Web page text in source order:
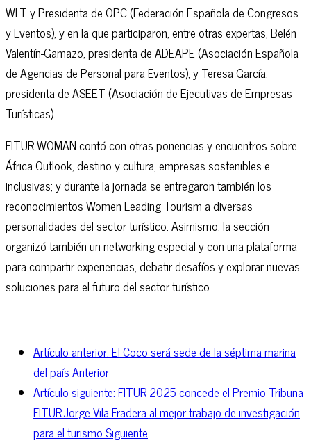
WLT y Presidenta de OPC (Federación Española de Congresos
y Eventos), y en la que participaron, entre otras expertas, Belén
Valentín-Gamazo, presidenta de ADEAPE (Asociación Española
de Agencias de Personal para Eventos), y Teresa García,
presidenta de ASEET (Asociación de Ejecutivas de Empresas
Turísticas).
FITUR WOMAN contó con otras ponencias y encuentros sobre
África Outlook, destino y cultura, empresas sostenibles e
inclusivas; y durante la jornada se entregaron también los
reconocimientos Women Leading Tourism a diversas
personalidades del sector turístico. Asimismo, la sección
organizó también un networking especial y con una plataforma
para compartir experiencias, debatir desafíos y explorar nuevas
soluciones para el futuro del sector turístico.
Artículo anterior: El Coco será sede de la séptima marina
del paísAnterior
Artículo siguiente: FITUR 2025 concede el Premio Tribuna
FITUR-Jorge Vila Fradera al mejor trabajo de investigación
para el turismoSiguiente